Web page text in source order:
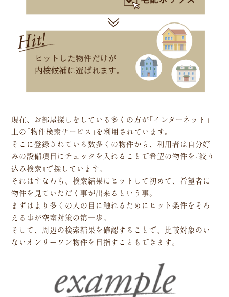
現在、お部屋探しをしている多くの方が「インターネット」
上の「物件検索サービス」を利用されています。
そこに登録されている数多くの物件から、利用者は自分好
みの設備項目にチェックを入れることで希望の物件を『絞り
込み検索』で探しています。
それはすなわち、検索結果にヒットして初めて、希望者に
物件を見ていただく事が出来るという事。
まずはより多くの人の目に触れるためにヒット条件をそろ
える事が空室対策の第一歩。
そして、周辺の検索結果を確認することで、比較対象のい
ないオンリーワン物件を目指すこともできます。